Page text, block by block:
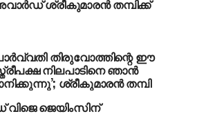
ശ്രീകുമാരൻ തമ്പിക്ക്
തിരുവോത്തിന്റെ ഈ
നിലപാടിനെ ഞാന്‍
ശ്രീകുമാരന്‍ തമ്പി
ജെയിംസിന്